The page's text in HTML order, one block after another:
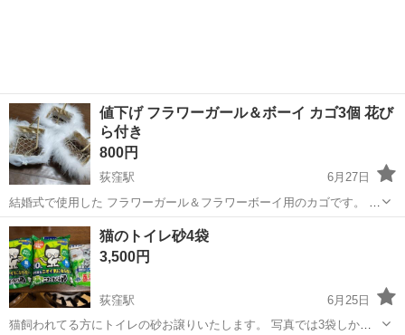
値下げ フラワーガール＆ボーイ カゴ3個 花び
ら付き
800円
荻窪駅
6月27日
結婚式で使用した フラワーガール＆フラワーボーイ用のカゴです。 普
通に買うと高くて、 やっといい感じのカゴを見つけて ふわふわなど装
飾はリメイクしました。 １個だけリボンが着いてます！ まとめて引き
取ってくださる方お願い...
東京 杉並区 荻窪駅 その他
猫のトイレ砂4袋
3,500円
荻窪駅
6月25日
猫飼われてる方にトイレの砂お譲りいたします。 写真では3袋しか写